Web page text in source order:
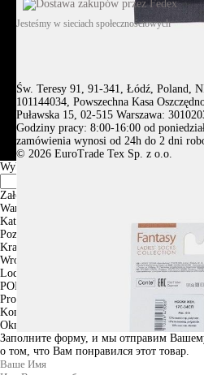
Jesteśmy w sieciach społecznościowych
Św. Teresy 91, 91-341, Łódź, Poland,
101144034, Powszechna Kasa
Puławska 15, 02-515 Warszawa:
Godziny pracy: 8:00-16:00 od
zamówienia wynosi od 24h do 2 dni
© 2026 EuroTrade Tex Sp. z o.o.
Wybierz miasta
Założenia
Warszawa
Katowice
Poznan
Krakow
Wroclaw
Lodz
PODGLĄD
Produkt w koszyku
Kontynuuj zakupy
ZAMÓWIENIE
Okno informacyjne
Заполните форму, и мы отправим
о том, что Вам понравился этот товар.